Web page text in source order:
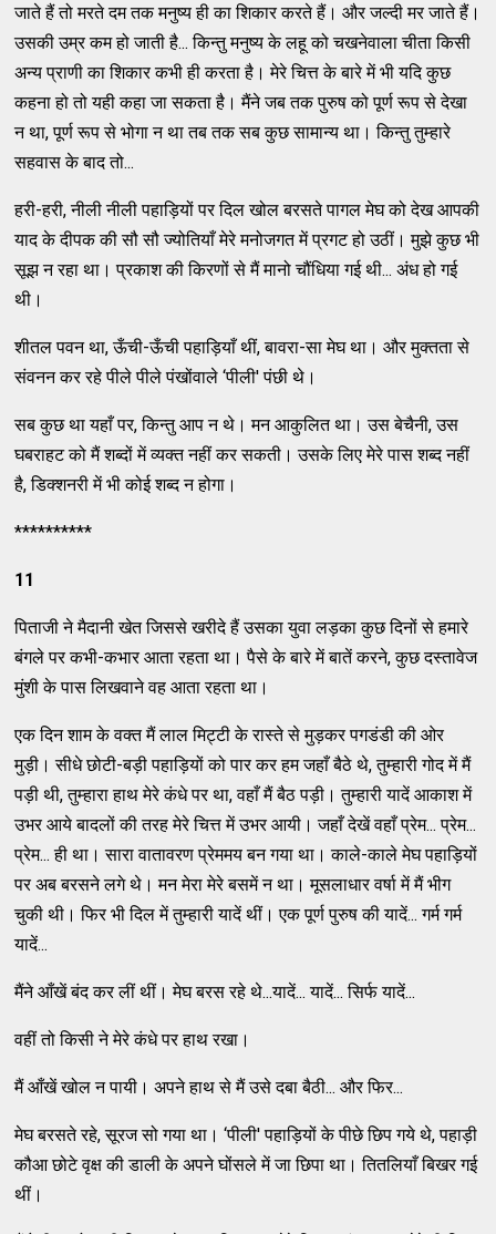
जाते हैं तो मरते दम तक मनुष्य ही का शिकार करते हैं। और जल्दी मर जाते हैं।
उसकी उम्र कम हो जाती है... किन्तु मनुष्य के लहू को चखनेवाला चीता किसी
अन्य प्राणी का शिकार कभी ही करता है। मेरे चित्त के बारे में भी यदि कुछ
कहना हो तो यही कहा जा सकता है। मैंने जब तक पुरुष को पूर्ण रूप से देखा
न था, पूर्ण रूप से भोगा न था तब तक सब कुछ सामान्य था। किन्तु तुम्हारे
सहवास के बाद तो...
हरी-हरी, नीली नीली पहाड़ियों पर दिल खोल बरसते पागल मेघ को देख आपकी
याद के दीपक की सौ सौ ज्योतियाँ मेरे मनोजगत में प्रगट हो उठीं। मुझे कुछ भी
सूझ न रहा था। प्रकाश की किरणों से मैं मानो चौंधिया गई थी... अंध हो गई
थी।
शीतल पवन था, ऊँची-ऊँची पहाड़ियाँ थीं, बावरा-सा मेघ था। और मुक्तता से
संवनन कर रहे पीले पीले पंखोंवाले ‘पीली' पंछी थे।
सब कुछ था यहाँ पर, किन्तु आप न थे। मन आकुलित था। उस बेचैनी, उस
घबराहट को मैं शब्दों में व्यक्त नहीं कर सकती। उसके लिए मेरे पास शब्द नहीं
है, डिक्शनरी में भी कोई शब्द न होगा।
**********
11
पिताजी ने मैदानी खेत जिससे खरीदे हैं उसका युवा लड़का कुछ दिनों से हमारे
बंगले पर कभी-कभार आता रहता था। पैसे के बारे में बातें करने, कुछ दस्तावेज
मुंशी के पास लिखवाने वह आता रहता था।
एक दिन शाम के वक्त मैं लाल मिट्टी के रास्ते से मुड़कर पगडंडी की ओर
मुड़ी। सीधे छोटी-बड़ी पहाड़ियों को पार कर हम जहाँ बैठे थे, तुम्हारी गोद में मैं
पड़ी थी, तुम्हारा हाथ मेरे कंधे पर था, वहाँ मैं बैठ पड़ी। तुम्हारी यादें आकाश में
उभर आये बादलों की तरह मेरे चित्त में उभर आयी। जहाँ देखें वहाँ प्रेम... प्रेम...
प्रेम... ही था। सारा वातावरण प्रेममय बन गया था। काले-काले मेघ पहाड़ियों
पर अब बरसने लगे थे। मन मेरा मेरे बसमें न था। मूसलाधार वर्षा में मैं भीग
चुकी थी। फिर भी दिल में तुम्हारी यादें थीं। एक पूर्ण पुरुष की यादें... गर्म गर्म
यादें...
मैंने आँखें बंद कर लीं थीं। मेघ बरस रहे थे...यादें... यादें... सिर्फ यादें...
वहीं तो किसी ने मेरे कंधे पर हाथ रखा।
मैं आँखें खोल न पायी। अपने हाथ से मैं उसे दबा बैठी... और फिर...
मेघ बरसते रहे, सूरज सो गया था। ‘पीली' पहाड़ियों के पीछे छिप गये थे, पहाड़ी
कौआ छोटे वृक्ष की डाली के अपने घोंसले में जा छिपा था। तितलियाँ बिखर गई
थीं।